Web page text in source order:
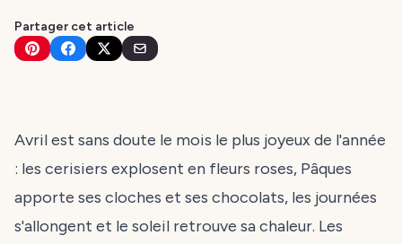
Partager cet article
Avril est sans doute le mois le plus joyeux de l'année
: les cerisiers explosent en fleurs roses, Pâques
apporte ses cloches et ses chocolats, les journées
s'allongent et le soleil retrouve sa chaleur. Les